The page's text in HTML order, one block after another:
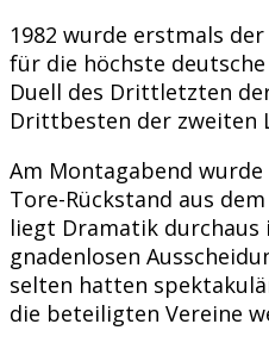
1982 wurde erstmals
für die höchste
Duell des Drittletzten
Drittbesten der zweiten
Am Montagabend
Tore-Rückstand aus
liegt Dramatik durchaus
gnadenlosen
selten hatten
die beteiligten Vereine